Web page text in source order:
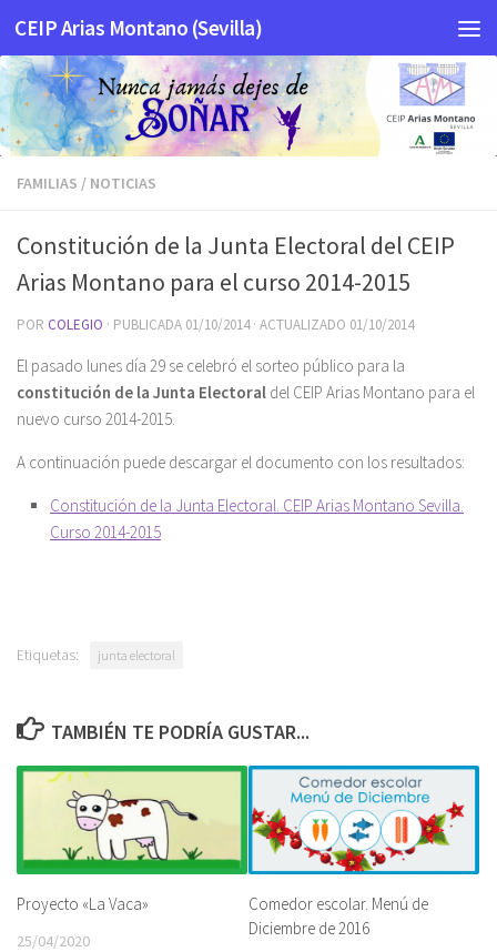
Saltar al contenido
CEIP Arias Montano (Sevilla)
FAMILIAS / NOTICIAS
Constitución de la Junta Electoral del CEIP
Arias Montano para el curso 2014-2015
POR COLEGIO · PUBLICADA 01/10/2014· ACTUALIZADO 01/10/2014
El pasado lunes día 29 se celebró el sorteo público para la
constitución de la Junta Electoral del CEIP Arias Montano para el
nuevo curso 2014-2015.
A continuación puede descargar el documento con los resultados:
Constitución de la Junta Electoral. CEIP Arias Montano Sevilla.
Curso 2014-2015
Etiquetas: junta electoral
TAMBIÉN TE PODRÍA GUSTAR...
Proyecto «La Vaca»
25/04/2020
Comedor escolar. Menú de
Diciembre de 2016